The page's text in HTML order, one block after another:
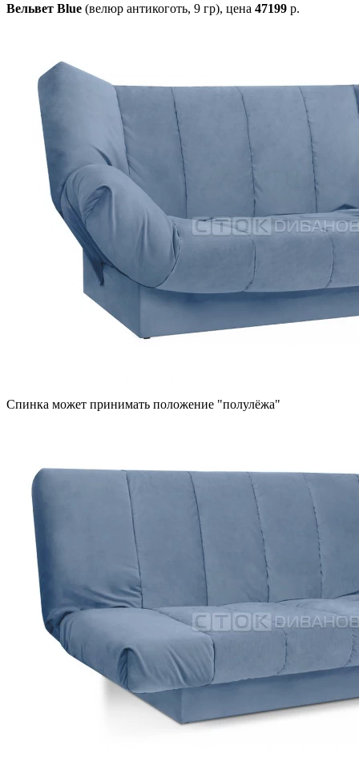
Вельвет Blue (велюр антикоготь, 9 гр), цена 47199 р.
Спинка может принимать положение "полулёжа"